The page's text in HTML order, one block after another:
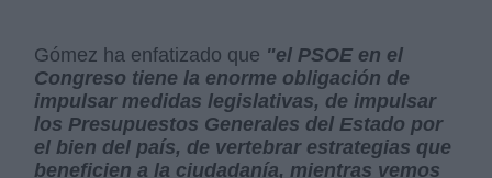
Gómez ha enfatizado que "el PSOE en el
Congreso tiene la enorme obligación de
impulsar medidas legislativas, de impulsar
los Presupuestos Generales del Estado por
el bien del país, de vertebrar estrategias que
beneficien a la ciudadanía, mientras vemos